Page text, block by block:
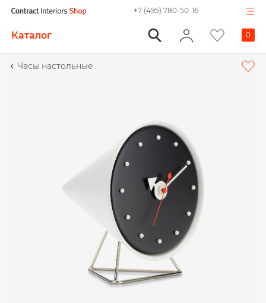
+7 (495) 780-50-16
0
Каталог
Часы настольные